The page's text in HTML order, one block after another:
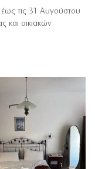
έως τις 31 Αυγούστου
και οικιακών